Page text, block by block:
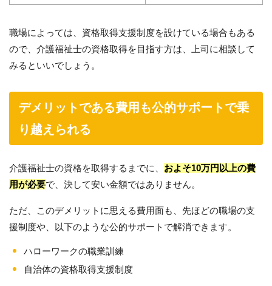
職場によっては、資格取得支援制度を設けている場合もある
ので、介護福祉士の資格取得を目指す方は、上司に相談して
みるといいでしょう。
デメリットである費用も公的サポートで乗
り越えられる
介護福祉士の資格を取得するまでに、 およそ10万円以上の費
用が必要で、決して安い金額ではありません。
ただ、このデメリットに思える費用面も、先ほどの職場の支
援制度や、以下のような公的サポートで解消できます。
ハローワークの職業訓練
自治体の資格取得支援制度